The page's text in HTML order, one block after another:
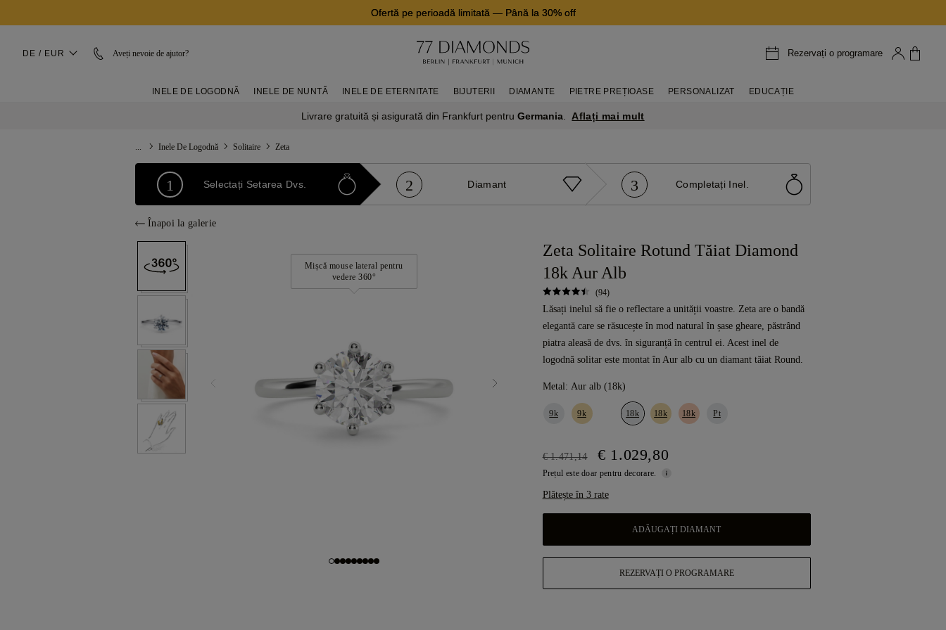
Ofertă pe perioadă limitată — Până la 30% off
DE / EUR Aveți nevoie de ajutor? Rezervați o programare
INELE DE LOGODNĂ INELE DE NUNTĂ INELE DE ETERNITATE BIJUTERII DIAMANTE PIETRE PREȚIOASE PERSONALIZAT EDUCAȚIE
Livrare gratuită și asigurată din Frankfurt pentruGermania Aflați mai mult
Inele De Logodnă Solitaire Zeta
1 Selectați Setarea Dvs. 2 Diamant 3 Completați Inel.
Înapoi la galerie
Mișcă mouse lateral pentru
vedere 360°
Zeta Solitaire Rotund Tăiat Diamond
18k Aur Alb
(94)
Lăsați inelul să fie o reflectare a unității voastre. Zeta are o bandă
elegantă care se răsucește în mod natural în șase gheare, păstrând
piatra aleasă de dvs. în siguranță în centrul ei. Acest inel de
logodnă solitar este montat în Aur alb cu un diamant tăiat Round.
Metal: Aur alb (18k)
9k 9k 18k 18k 18k Pt
€ 1.471,14 € 1.029,80
Prețul este doar pentru decorare.
Plătește în 3 rate
ADĂUGAȚI DIAMANT
REZERVAȚI O PROGRAMARE